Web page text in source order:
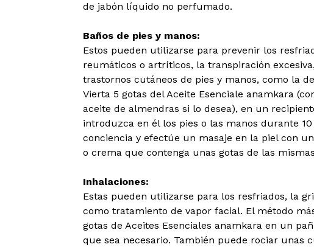
de jabón líquido no perfumado.
Baños de pies y manos:
Estos pueden utilizarse para prevenir los
reumáticos o artríticos, la transpiración
trastornos cutáneos de pies y manos, como la
Vierta 5 gotas del Aceite Esenciale anamkara
aceite de almendras si lo desea), en un
introduzca en él los pies o las manos durante
conciencia y efectúe un masaje en la piel con
o crema que contenga unas gotas de las
Inhalaciones:
Estas pueden utilizarse para los resfriados, la
como tratamiento de vapor facial. El método
gotas de Aceites Esenciales anamkara en un
que sea necesario. También puede rociar unas